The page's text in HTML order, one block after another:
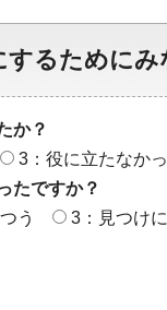
るために
か？
3：役に立たなか
たですか？
う 3：見つけ